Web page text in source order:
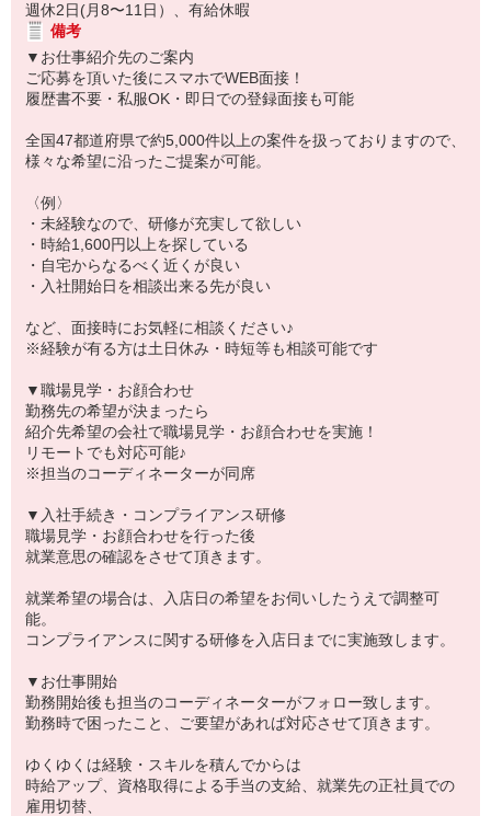
週休2日(月8〜11日）、有給休暇
備考
▼お仕事紹介先のご案内
ご応募を頂いた後にスマホでWEB面接！
履歴書不要・私服OK・即日での登録面接も可能
全国47都道府県で約5,000件以上の案件を扱っておりますので、
様々な希望に沿ったご提案が可能。
〈例〉
・未経験なので、研修が充実して欲しい
・時給1,600円以上を探している
・自宅からなるべく近くが良い
・入社開始日を相談出来る先が良い
など、面接時にお気軽に相談ください♪
※経験が有る方は土日休み・時短等も相談可能です
▼職場見学・お顔合わせ
勤務先の希望が決まったら
紹介先希望の会社で職場見学・お顔合わせを実施！
リモートでも対応可能♪
※担当のコーディネーターが同席
▼入社手続き・コンプライアンス研修
職場見学・お顔合わせを行った後
就業意思の確認をさせて頂きます。
就業希望の場合は、入店日の希望をお伺いしたうえで調整可
能。
コンプライアンスに関する研修を入店日までに実施致します。
▼お仕事開始
勤務開始後も担当のコーディネーターがフォロー致します。
勤務時で困ったこと、ご要望があれば対応させて頂きます。
ゆくゆくは経験・スキルを積んでからは
時給アップ、資格取得による手当の支給、就業先の正社員での
雇用切替、